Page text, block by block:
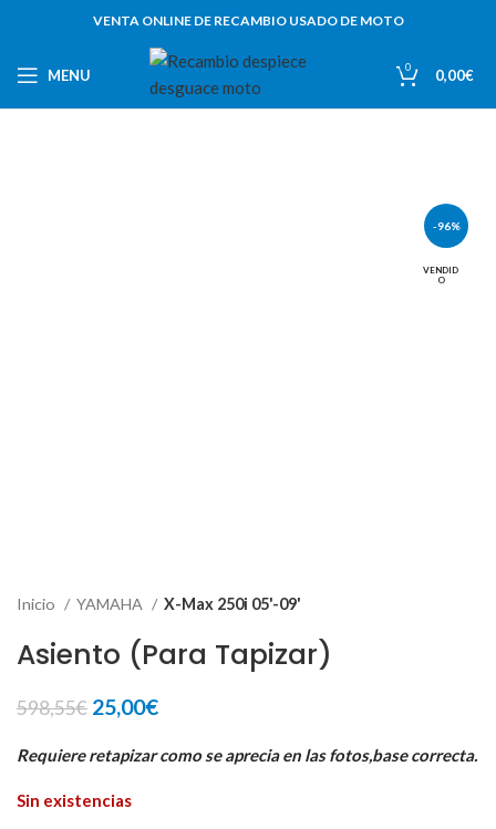
VENTA ONLINE DE RECAMBIO USADO DE MOTO
MENU 0 0,00€
-96%
VENDID
O
Inicio YAMAHA X-Max 250i 05'-09'
Asiento (Para Tapizar)
598,55€ El
original
598,55€.
25,00€El
actual
Requiere retapizar como se aprecia en las fotos,base correcta.
Sin existencias